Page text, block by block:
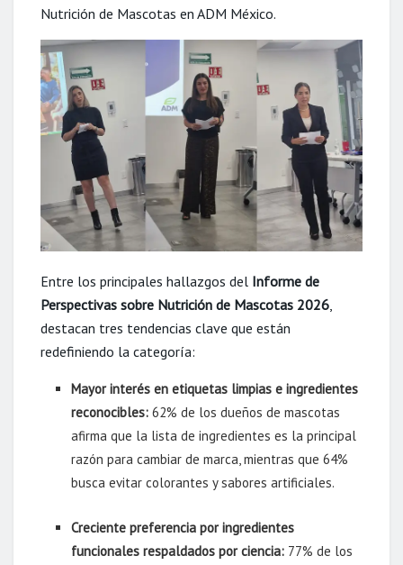
Nutrición de Mascotas en ADM México.
Entre los principales hallazgos del Informe de
Perspectivas sobre Nutrición de Mascotas 2026,
destacan tres tendencias clave que están
redefiniendo la categoría:
Mayor interés en etiquetas limpias e ingredientes
reconocibles: 62% de los dueños de mascotas
afirma que la lista de ingredientes es la principal
razón para cambiar de marca, mientras que 64%
busca evitar colorantes y sabores artificiales.
Creciente preferencia por ingredientes
funcionales respaldados por ciencia: 77% de los